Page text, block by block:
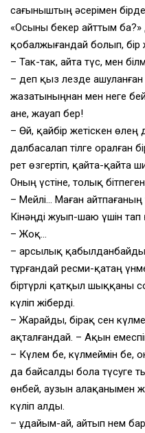
сағыныштың әсерімен
«Осыны бекер айттым ба?»
қобалжығандай болып, бір
– Так-так, айта түс, мен
– деп қыз лезде
жазатыныңнан мен неге
Қане, жауап бер!
– Өй, қайбір жетіскен
далбасалап тілге оралған
рет өзгертіп, қайта-қайта
Оның үстіне, толық бітпеген
– Мейлі… Маған айтпағаның
Кінәңді жуып-шаю үшін тап
– Жоқ…
– Қарсылық
тұрғандай ресми-қатаң
біртүрлі қатқыл шыққаны
күліп жіберді.
– Жарайды, бірақ сен
ақталғандай. – Ақын
– Күлем бе, күлмеймін бе,
да байсалды бола түсуге
өнбей, аузын алақанымен
күліп алды.
– Құдайым-ай, айтып нем